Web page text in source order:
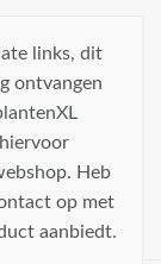
links, dit
ontvangen
Heb
op met
aanbiedt.